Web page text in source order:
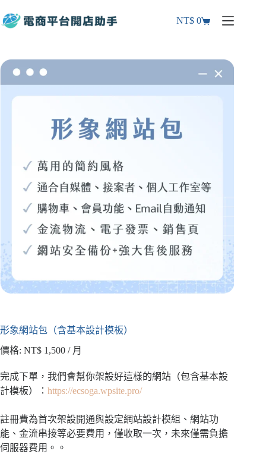
NT$ 0
形象網站包（含基本設計模板）
價格: NT$ 1,500 / 月
完成下單，我們會幫你架設好這樣的網站（包含基本設
計模板）： https://ecsoga.wpsite.pro/
註冊費為首次架設開通與設定網站設計模組、網站功
能、金流串接等必要費用，僅收取一次，未來僅需負擔
伺服器費用。。